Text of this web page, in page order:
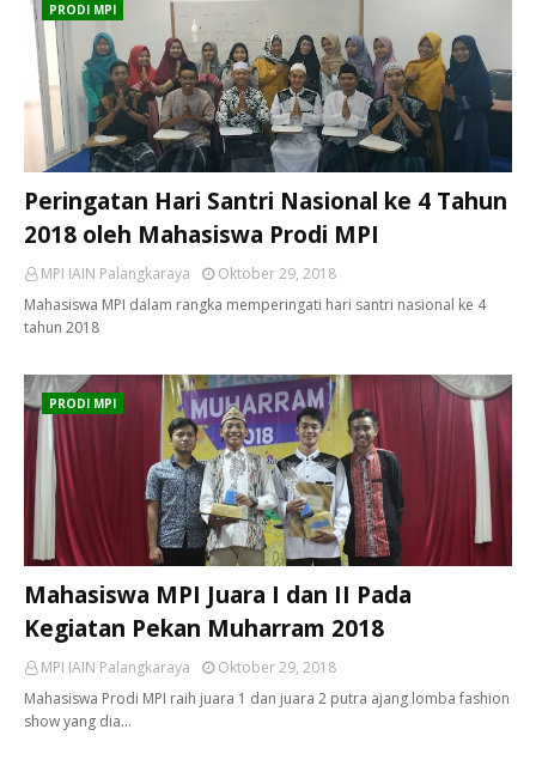
PRODI MPI
Peringatan Hari Santri Nasional ke 4 Tahun
2018 oleh Mahasiswa Prodi MPI
MPI IAIN Palangkaraya
Oktober 29, 2018
Mahasiswa MPI dalam rangka memperingati hari santri nasional ke 4
tahun 2018
PRODI MPI
Mahasiswa MPI Juara I dan II Pada
Kegiatan Pekan Muharram 2018
MPI IAIN Palangkaraya
Oktober 29, 2018
Mahasiswa Prodi MPI raih juara 1 dan juara 2 putra ajang lomba fashion
show yang dia…